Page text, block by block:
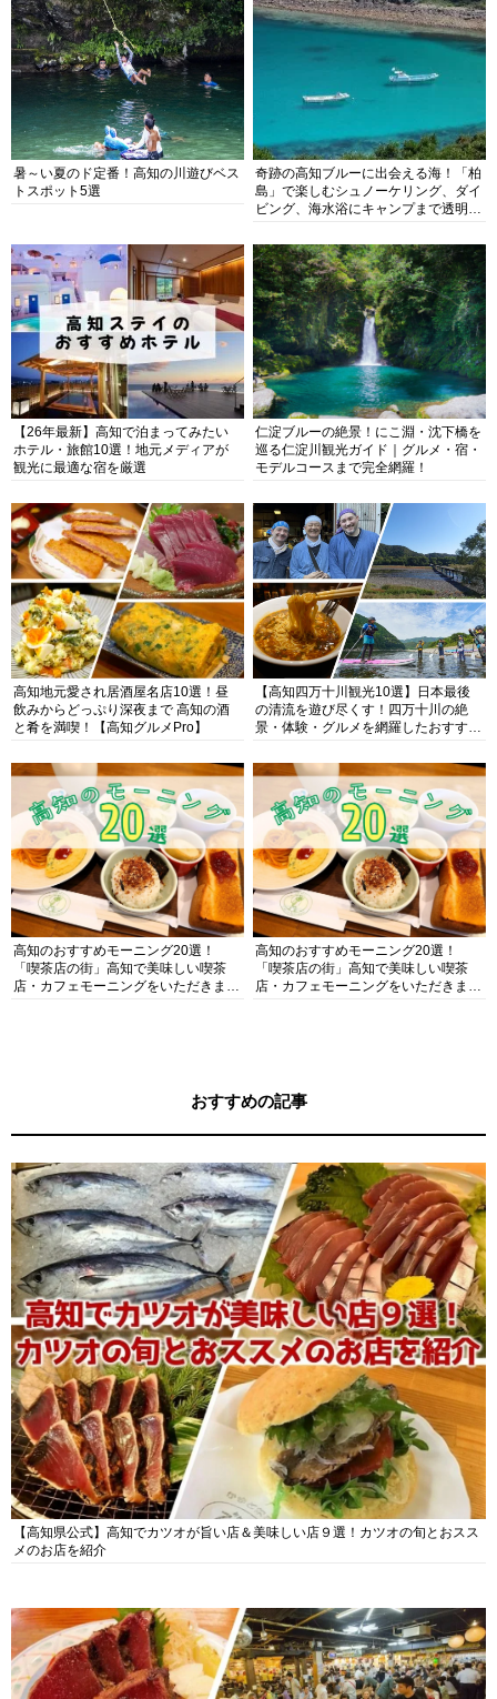
暑～い夏のド定番！高知の川遊びベス
トスポット5選
奇跡の高知ブルーに出会える海！「柏
島」で楽しむシュノーケリング、ダイ
ビング、海水浴にキャンプまで透明度
【26年最新】高知で泊まってみたい
ホテル・旅館10選！地元メディアが
観光に最適な宿を厳選
仁淀ブルーの絶景！にこ淵・沈下橋を
巡る仁淀川観光ガイド｜グルメ・宿・
モデルコースまで完全網羅！
高知地元愛され居酒屋名店10選！昼
飲みからどっぷり深夜まで 高知の酒
と肴を満喫！【高知グルメPro】
【高知四万十川観光10選】日本最後
の清流を遊び尽くす！四万十川の絶
景・体験・グルメを網羅したおすすめ
高知のおすすめモーニング20選！
「喫茶店の街」高知で美味しい喫茶
店・カフェモーニングをいただきま
高知のおすすめモーニング20選！
「喫茶店の街」高知で美味しい喫茶
店・カフェモーニングをいただきま
おすすめの記事
【高知県公式】高知でカツオが旨い店＆美味しい店９選！カツオの旬とおスス
メのお店を紹介